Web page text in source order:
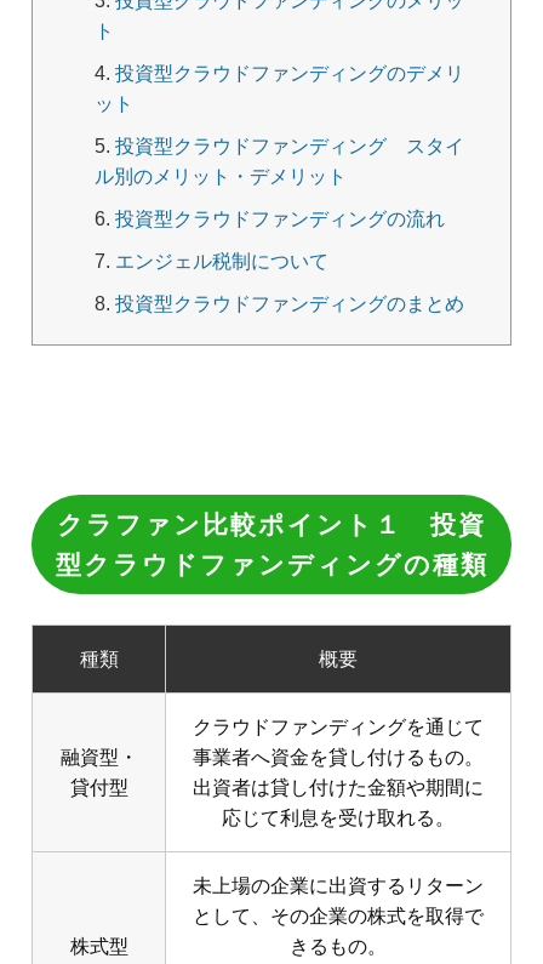
ト
投資型クラウドファンディングのデメリ
ット
投資型クラウドファンディング スタイ
ル別のメリット・デメリット
投資型クラウドファンディングの流れ
エンジェル税制について
投資型クラウドファンディングのまとめ
クラファン比較ポイント１ 投資
型クラウドファンディングの種類
種類 概要
融資型・
貸付型
クラウドファンディングを通じて
事業者へ資金を貸し付けるもの。
出資者は貸し付けた金額や期間に
応じて利息を受け取れる。
株式型
未上場の企業に出資するリターン
として、その企業の株式を取得で
きるもの。